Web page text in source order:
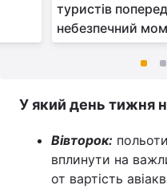
туристів
небезпечний
У який день тижня
Вівторок:
вплинути на
от вартість